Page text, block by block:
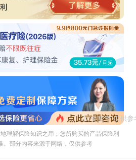
理解保险知识之用；您所购买的产品保险利
。部分内容来源于网络，仅供参考